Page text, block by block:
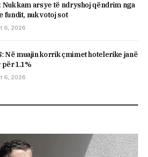
Nuk kam arsye të ndryshoj qëndrim nga
fundit, nuk votoj sot
6, 2026
Në muajin korrik çmimet hotelerike janë
1.1%
6, 2026